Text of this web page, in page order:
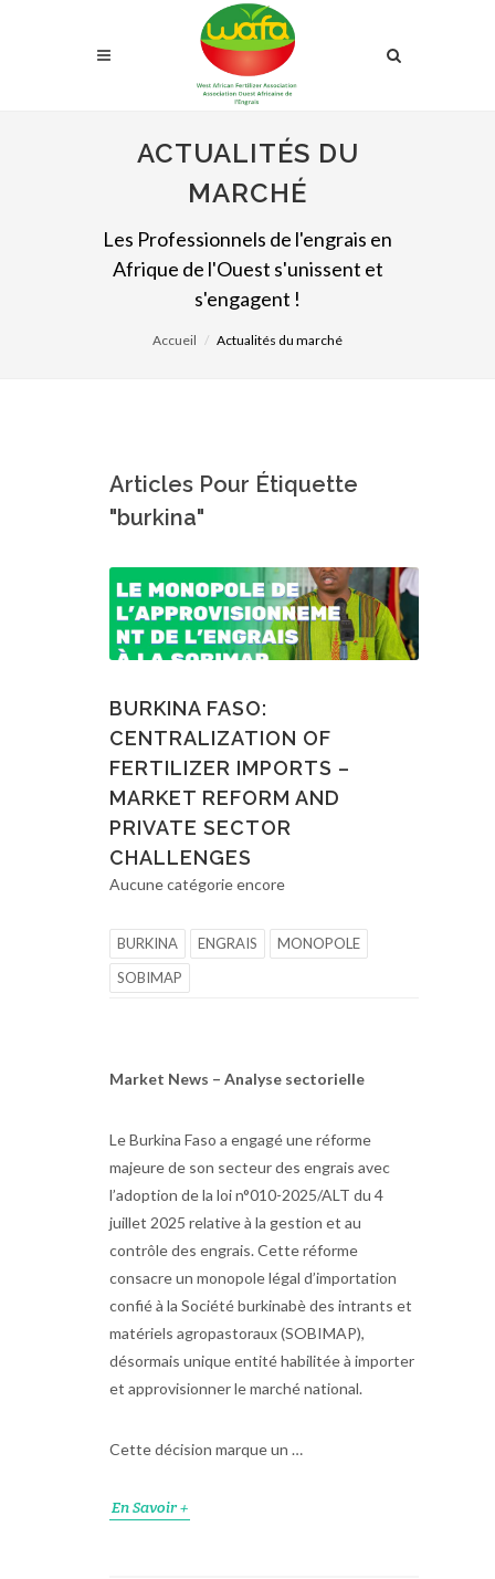
ACTUALITÉS DU
MARCHÉ
Les Professionnels de l'engrais en
Afrique de l'Ouest s'unissent et
s'engagent !
Accueil Actualités du marché
Articles Pour Étiquette
"burkina"
BURKINA FASO:
CENTRALIZATION OF
FERTILIZER IMPORTS –
MARKET REFORM AND
PRIVATE SECTOR
CHALLENGES
Aucune catégorie encore
BURKINA ENGRAIS
MONOPOLE
SOBIMAP
Market News – Analyse sectorielle
Le Burkina Faso a engagé une réforme
majeure de son secteur des engrais avec
l’adoption de la loi n°010-2025/ALT du 4
juillet 2025 relative à la gestion et au
contrôle des engrais. Cette réforme
consacre un monopole légal d’importation
confié à la Société burkinabè des intrants et
matériels agropastoraux (SOBIMAP),
désormais unique entité habilitée à importer
et approvisionner le marché national.
Cette décision marque un …
En Savoir +